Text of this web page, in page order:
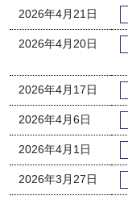
2026年4月21日
2026年4月20日
2026年4月17日
2026年4月6日
2026年4月1日
2026年3月27日